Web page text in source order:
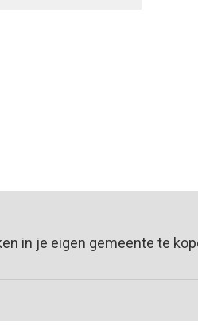
in je eigen gemeente te